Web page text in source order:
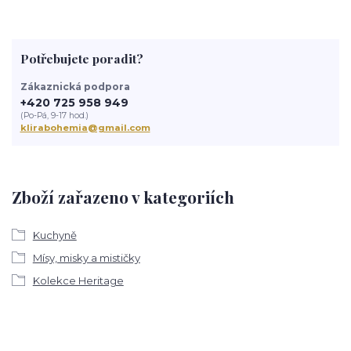
Zboží zařazeno v kategoriích
Kuchyně
Mísy, misky a mističky
Kolekce Heritage
Potřebujete poradit?
Zákaznická podpora
+420 725 958 949
(Po-Pá, 9-17 hod.)
klirabohemia@gmail.com